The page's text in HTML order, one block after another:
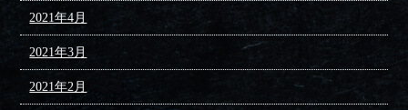
2021年4月
2021年3月
2021年2月